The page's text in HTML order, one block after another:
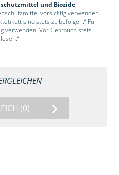
und Biozide
vorsichtig verwenden.
sind stets zu befolgen.“ Für
verwenden. Vor Gebrauch stets
(0)